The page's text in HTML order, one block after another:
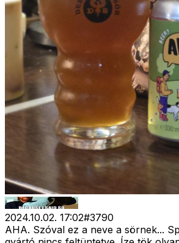
2024.10.02. 17:02#3790
AHA. Szóval ez a neve a sörnek...